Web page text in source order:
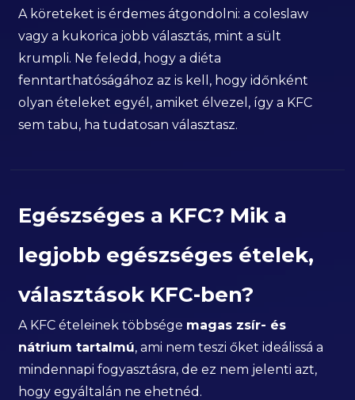
A köreteket is érdemes átgondolni: a coleslaw
vagy a kukorica jobb választás, mint a sült
krumpli. Ne feledd, hogy a diéta
fenntarthatóságához az is kell, hogy időnként
olyan ételeket egyél, amiket élvezel, így a KFC
sem tabu, ha tudatosan választasz.
Egészséges a KFC? Mik a
legjobb egészséges ételek,
választások KFC-ben?
A KFC ételeinek többsége magas zsír- és
nátrium tartalmú, ami nem teszi őket ideálissá a
mindennapi fogyasztásra, de ez nem jelenti azt,
hogy egyáltalán ne ehetnéd.